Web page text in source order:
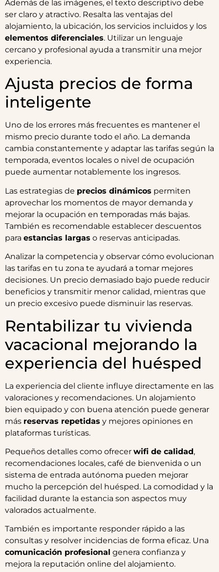
Además de las imágenes, el texto descriptivo debe
ser claro y atractivo. Resalta las ventajas del
alojamiento, la ubicación, los servicios incluidos y los
elementos diferenciales. Utilizar un lenguaje
cercano y profesional ayuda a transmitir una mejor
experiencia.
Ajusta precios de forma
inteligente
Uno de los errores más frecuentes es mantener el
mismo precio durante todo el año. La demanda
cambia constantemente y adaptar las tarifas según la
temporada, eventos locales o nivel de ocupación
puede aumentar notablemente los ingresos.
Las estrategias de precios dinámicos permiten
aprovechar los momentos de mayor demanda y
mejorar la ocupación en temporadas más bajas.
También es recomendable establecer descuentos
para estancias largas o reservas anticipadas.
Analizar la competencia y observar cómo evolucionan
las tarifas en tu zona te ayudará a tomar mejores
decisiones. Un precio demasiado bajo puede reducir
beneficios y transmitir menor calidad, mientras que
un precio excesivo puede disminuir las reservas.
Rentabilizar tu vivienda
vacacional mejorando la
experiencia del huésped
La experiencia del cliente influye directamente en las
valoraciones y recomendaciones. Un alojamiento
bien equipado y con buena atención puede generar
más reservas repetidas y mejores opiniones en
plataformas turísticas.
Pequeños detalles como ofrecer wifi de calidad,
recomendaciones locales, café de bienvenida o un
sistema de entrada autónoma pueden mejorar
mucho la percepción del huésped. La comodidad y la
facilidad durante la estancia son aspectos muy
valorados actualmente.
También es importante responder rápido a las
consultas y resolver incidencias de forma eficaz. Una
comunicación profesional genera confianza y
mejora la reputación online del alojamiento.